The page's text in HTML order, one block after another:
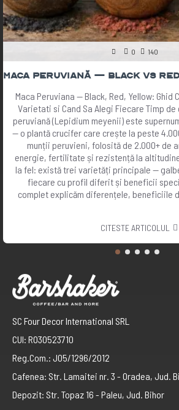
0 140
Maca Peruviana — Black, Red, Yellow: Ghid
Varietati si Cand Sa Alegi Fiecare Timp de
peruviană (Lepidium meyenii) este
— o plantă crucifer care crește la peste
munții peruvieni, folosită de 2.000+ de
energie, fertilitate și rezistență la
la fel: există trei varietăți principale —
fiecare cu profil diferit și beneficii
complet explicăm diferențele, beneficiile
CITESTE ARTICOLUL
SC Four Decor International SRL
CUI: RO30523710
Reg.Com.: J05/1296/2012
Cafenea: Str. Lamaitei nr. 3 - Oradea, Jud.
Depozit: Str. Topaz 16 - Paleu, Jud. Bihor